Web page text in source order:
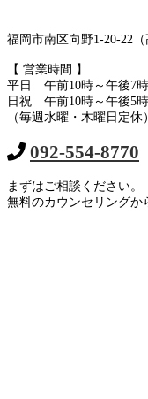
福岡市南区向野1-20-22
【 営業時間 】
平日 午前10時～午後7時
日祝 午前10時～午後5時
（毎週水曜・木曜日定休）
092-554-8770
まずはご相談ください。
無料のカウンセリングか